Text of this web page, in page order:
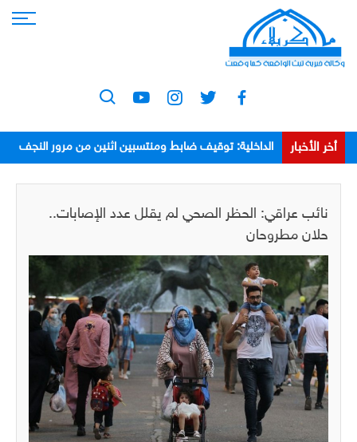
أخر الأخبار
الداخلية: توقيف ضابط ومنتسبين اثنين من مرور النجف
نائب عراقي: الحظر الصحي لم يقلل عدد الإصابات..
حلان مطروحان